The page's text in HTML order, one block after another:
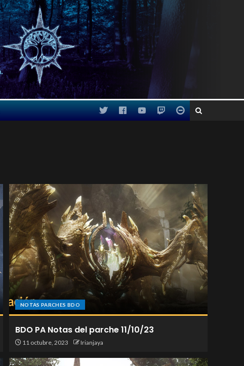
NOTAS PARCHES BDO
BDO PA Notas del parche 11/10/23
11 octubre, 2023 Irianjaya